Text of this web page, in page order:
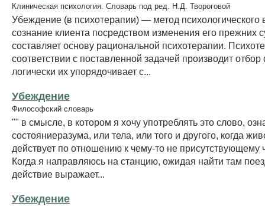
Клиническая психология. Словарь под ред. Н.Д. Твороговой
Убеждение (в психотерапии) — метод психологического
сознание клиента посредством изменения его прежних
составляет основу рациональной психотерапии.
соответствии с поставленной задачей производит отбор
логически их упорядочивает с...
Убеждение
Философский словарь
"" в смысле, в котором я хочу употреблять это слово,
состояниеразума, или тела, или того и другого, когда
действует по отношению к чему-то не присутствующему
Когда я направляюсь на станцию, ожидая найти там
действие выражает...
Убеждение